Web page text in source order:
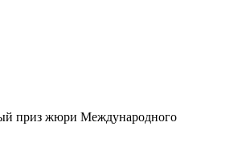
приз жюри Международного